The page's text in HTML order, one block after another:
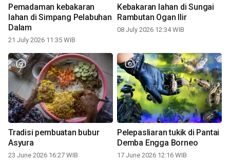
Pemadaman kebakaran
lahan di Simpang Pelabuhan
Dalam
21 July 2026 11:35 WIB
Kebakaran lahan di Sungai
Rambutan Ogan Ilir
08 July 2026 12:34 WIB
Tradisi pembuatan bubur
Asyura
23 June 2026 16:27 WIB
Pelepasliaran tukik di Pantai
Demba Engga Borneo
17 June 2026 12:16 WIB